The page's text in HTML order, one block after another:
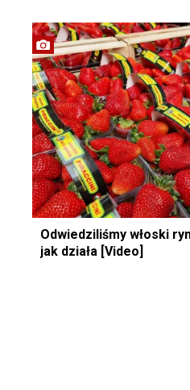
Odwiedziliśmy włoski
jak działa [Video]